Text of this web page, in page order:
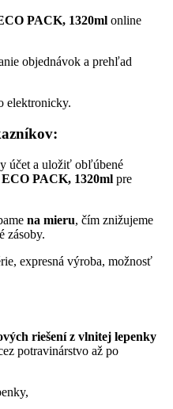
PACK, 1320ml online
objednávok a prehľad
elektronicky.
účet a uložiť obľúbené
PACK, 1320ml pre
na mieru, čím znižujeme
zásoby.
expresná výroba, možnosť
riešení z vlnitej lepenky
potravinárstvo až po